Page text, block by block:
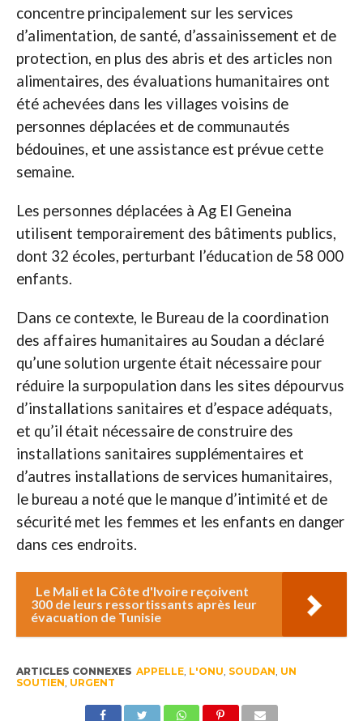
concentre principalement sur les services
d’alimentation, de santé, d’assainissement et de
protection, en plus des abris et des articles non
alimentaires, des évaluations humanitaires ont
été achevées dans les villages voisins de
personnes déplacées et de communautés
bédouines, et une assistance est prévue cette
semaine.
Les personnes déplacées à Ag El Geneina
utilisent temporairement des bâtiments publics,
dont 32 écoles, perturbant l’éducation de 58 000
enfants.
Dans ce contexte, le Bureau de la coordination
des affaires humanitaires au Soudan a déclaré
qu’une solution urgente était nécessaire pour
réduire la surpopulation dans les sites dépourvus
d’installations sanitaires et d’espace adéquats,
et qu’il était nécessaire de construire des
installations sanitaires supplémentaires et
d’autres installations de services humanitaires,
le bureau a noté que le manque d’intimité et de
sécurité met les femmes et les enfants en danger
dans ces endroits.
Le Mali et la Côte d'Ivoire reçoivent
300 de leurs ressortissants après leur
évacuation de Tunisie
ARTICLES CONNEXES APPELLE, L'ONU SOUDAN UN
SOUTIEN URGENT